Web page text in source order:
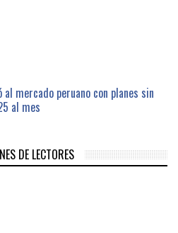
mercado peruano con planes sin
al mes
DE LECTORES